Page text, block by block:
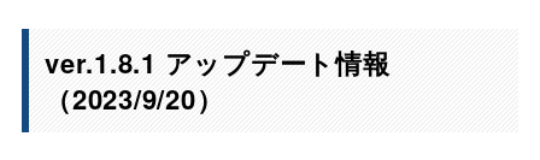
ver.1.8.1 アップデート情報
（2023/9/20）